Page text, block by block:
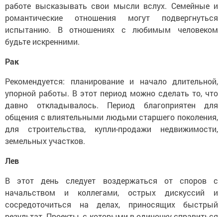
работе высказывать свои мысли вслух. Семейные и
романтические отношения могут подвергнуться
испытанию. В отношениях с любимым человеком
будьте искренними.
Рак
Рекомендуется: планирование и начало длительной,
упорной работы. В этот период можно сделать то, что
давно откладывалось. Период благоприятен для
общения с влиятельными людьми старшего поколения,
для строительства, купли-продажи недвижимости,
земельных участков.
Лев
В этот день следует воздержаться от споров с
начальством и коллегами, острых дискуссий и
сосредоточиться на делах, приносящих быстрый